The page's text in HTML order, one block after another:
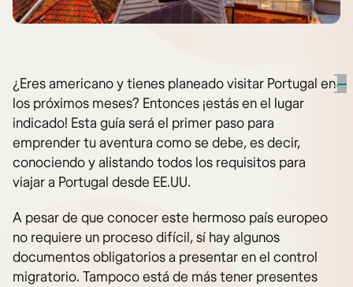
¿Eres americano y tienes planeado visitar Portugal en
los próximos meses? Entonces ¡estás en el lugar
indicado! Esta guía será el primer paso para
emprender tu aventura como se debe, es decir,
conociendo y alistando todos los requisitos para
viajar a Portugal desde EE.UU.
A pesar de que conocer este hermoso país europeo
no requiere un proceso difícil, sí hay algunos
documentos obligatorios a presentar en el control
migratorio. Tampoco está de más tener presentes